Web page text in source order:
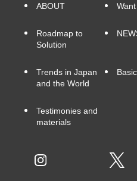
ABOUT
Roadmap to
Solution
Trends in Japan
and the World
Testimonies and
materials